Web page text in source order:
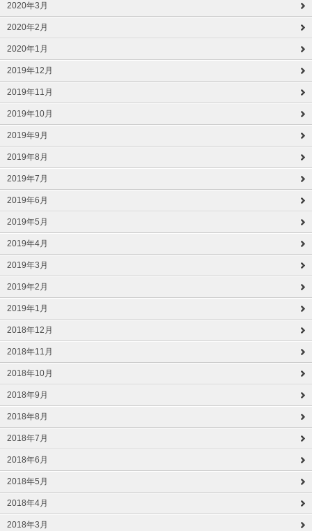
2020年3月
2020年2月
2020年1月
2019年12月
2019年11月
2019年10月
2019年9月
2019年8月
2019年7月
2019年6月
2019年5月
2019年4月
2019年3月
2019年2月
2019年1月
2018年12月
2018年11月
2018年10月
2018年9月
2018年8月
2018年7月
2018年6月
2018年5月
2018年4月
2018年3月